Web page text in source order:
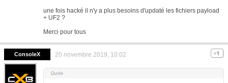
une fois hacké il n'y a plus besoins d'updaté les fichiers payload
+ UF2 ?
Merci pour tous
ConsoleX 20 novembre 2019, 10:02